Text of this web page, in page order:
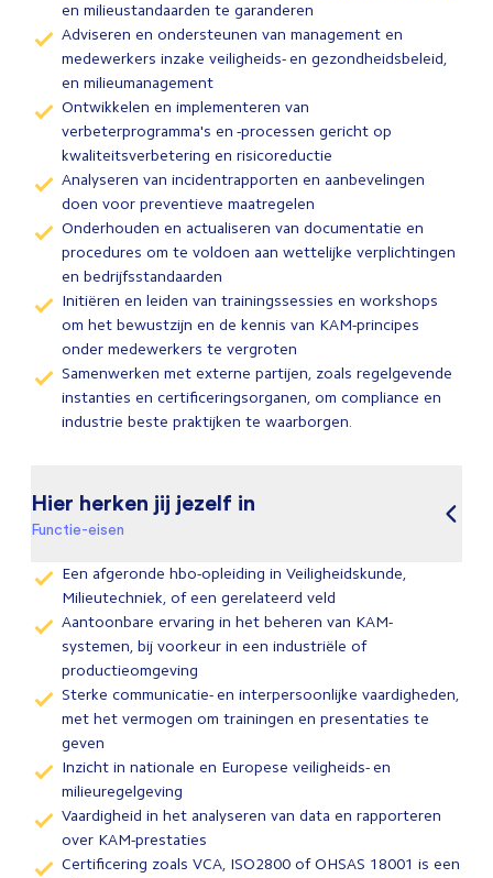
en milieustandaarden te garanderen
Adviseren en ondersteunen van management en
medewerkers inzake veiligheids- en gezondheidsbeleid,
en milieumanagement
Ontwikkelen en implementeren van
verbeterprogramma's en -processen gericht op
kwaliteitsverbetering en risicoreductie
Analyseren van incidentrapporten en aanbevelingen
doen voor preventieve maatregelen
Onderhouden en actualiseren van documentatie en
procedures om te voldoen aan wettelijke verplichtingen
en bedrijfsstandaarden
Initiëren en leiden van trainingssessies en workshops
om het bewustzijn en de kennis van KAM-principes
onder medewerkers te vergroten
Samenwerken met externe partijen, zoals regelgevende
instanties en certificeringsorganen, om compliance en
industrie beste praktijken te waarborgen.
Hier herken jij jezelf in
Functie-eisen
Een afgeronde hbo-opleiding in Veiligheidskunde,
Milieutechniek, of een gerelateerd veld
Aantoonbare ervaring in het beheren van KAM-
systemen, bij voorkeur in een industriële of
productieomgeving
Sterke communicatie- en interpersoonlijke vaardigheden,
met het vermogen om trainingen en presentaties te
geven
Inzicht in nationale en Europese veiligheids- en
milieuregelgeving
Vaardigheid in het analyseren van data en rapporteren
over KAM-prestaties
Certificering zoals VCA, ISO2800 of OHSAS 18001 is een